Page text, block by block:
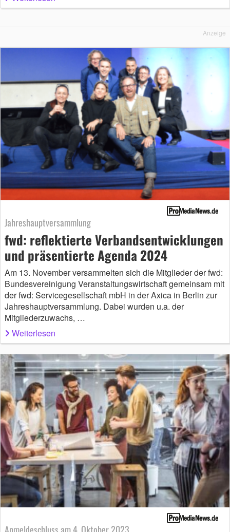
Anzeige
Jahreshauptversammlung
fwd: reflektierte Verbandsentwicklungen
und präsentierte Agenda 2024
Am 13. November versammelten sich die Mitglieder der fwd:
Bundesvereinigung Veranstaltungswirtschaft gemeinsam mit
der fwd: Servicegesellschaft mbH in der Axica in Berlin zur
Jahreshauptversammlung. Dabei wurden u.a. der
Mitgliederzuwachs, …
Weiterlesen